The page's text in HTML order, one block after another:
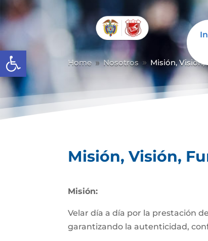
Abrir barra de herramientas
Home 9 Nosotros 9 Misión, Visión,
Misión, Visión,
Misión:
Velar día a día por la prestación
garantizando la autenticidad,